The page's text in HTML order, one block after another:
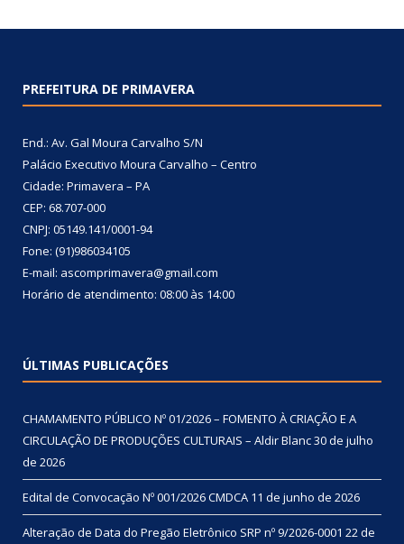
PREFEITURA DE PRIMAVERA
End.: Av. Gal Moura Carvalho S/N
Palácio Executivo Moura Carvalho – Centro
Cidade: Primavera – PA
CEP: 68.707-000
CNPJ: 05149.141/0001-94
Fone: (91)986034105
E-mail: ascomprimavera@gmail.com
Horário de atendimento: 08:00 às 14:00
ÚLTIMAS PUBLICAÇÕES
CHAMAMENTO PÚBLICO Nº 01/2026 – FOMENTO À CRIAÇÃO E A
CIRCULAÇÃO DE PRODUÇÕES CULTURAIS – Aldir Blanc30 de julho
de 2026
Edital de Convocação Nº 001/2026 CMDCA 11 de junho de 2026
Alteração de Data do Pregão Eletrônico SRP nº 9/2026-0001 22 de